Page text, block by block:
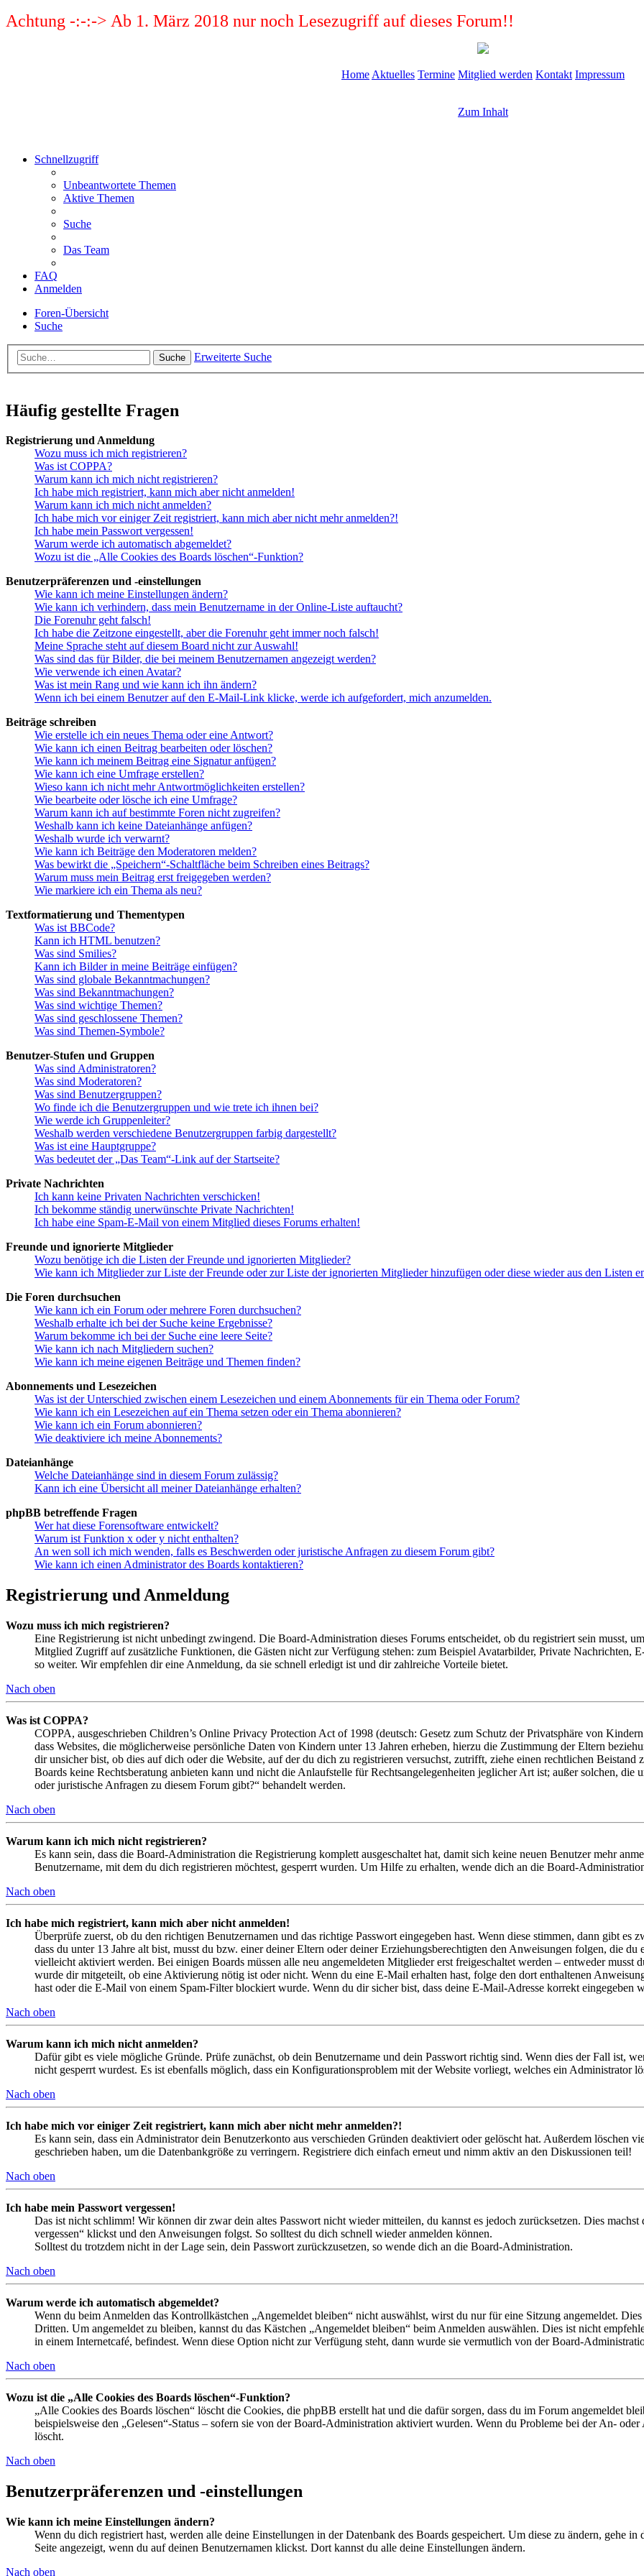
Achtung -:-:-> Ab 1. März 2018 nur noch Lesezugriff auf dieses Forum!!
Home Aktuelles Termine Mitglied werden Kontakt Impressum
Zum Inhalt
Schnellzugriff
Unbeantwortete Themen
Aktive Themen
Suche
Das Team
FAQ
Anmelden
Foren-Übersicht
Suche
Suche Erweiterte Suche
Häufig gestellte Fragen
Registrierung und Anmeldung
Wozu muss ich mich registrieren?
Was ist COPPA?
Warum kann ich mich nicht registrieren?
Ich habe mich registriert, kann mich aber nicht anmelden!
Warum kann ich mich nicht anmelden?
Ich habe mich vor einiger Zeit registriert, kann mich aber nicht mehr anmelden?!
Ich habe mein Passwort vergessen!
Warum werde ich automatisch abgemeldet?
Wozu ist die „Alle Cookies des Boards löschen“-Funktion?
Benutzerpräferenzen und -einstellungen
Wie kann ich meine Einstellungen ändern?
Wie kann ich verhindern, dass mein Benutzername in der Online-Liste auftaucht?
Die Forenuhr geht falsch!
Ich habe die Zeitzone eingestellt, aber die Forenuhr geht immer noch falsch!
Meine Sprache steht auf diesem Board nicht zur Auswahl!
Was sind das für Bilder, die bei meinem Benutzernamen angezeigt werden?
Wie verwende ich einen Avatar?
Was ist mein Rang und wie kann ich ihn ändern?
Wenn ich bei einem Benutzer auf den E-Mail-Link klicke, werde ich aufgefordert, mich anzumelden.
Beiträge schreiben
Wie erstelle ich ein neues Thema oder eine Antwort?
Wie kann ich einen Beitrag bearbeiten oder löschen?
Wie kann ich meinem Beitrag eine Signatur anfügen?
Wie kann ich eine Umfrage erstellen?
Wieso kann ich nicht mehr Antwortmöglichkeiten erstellen?
Wie bearbeite oder lösche ich eine Umfrage?
Warum kann ich auf bestimmte Foren nicht zugreifen?
Weshalb kann ich keine Dateianhänge anfügen?
Weshalb wurde ich verwarnt?
Wie kann ich Beiträge den Moderatoren melden?
Was bewirkt die „Speichern“-Schaltfläche beim Schreiben eines Beitrags?
Warum muss mein Beitrag erst freigegeben werden?
Wie markiere ich ein Thema als neu?
Textformatierung und Thementypen
Was ist BBCode?
Kann ich HTML benutzen?
Was sind Smilies?
Kann ich Bilder in meine Beiträge einfügen?
Was sind globale Bekanntmachungen?
Was sind Bekanntmachungen?
Was sind wichtige Themen?
Was sind geschlossene Themen?
Was sind Themen-Symbole?
Benutzer-Stufen und Gruppen
Was sind Administratoren?
Was sind Moderatoren?
Was sind Benutzergruppen?
Wo finde ich die Benutzergruppen und wie trete ich ihnen bei?
Wie werde ich Gruppenleiter?
Weshalb werden verschiedene Benutzergruppen farbig dargestellt?
Was ist eine Hauptgruppe?
Was bedeutet der „Das Team“-Link auf der Startseite?
Private Nachrichten
Ich kann keine Privaten Nachrichten verschicken!
Ich bekomme ständig unerwünschte Private Nachrichten!
Ich habe eine Spam-E-Mail von einem Mitglied dieses Forums erhalten!
Freunde und ignorierte Mitglieder
Wozu benötige ich die Listen der Freunde und ignorierten Mitglieder?
Wie kann ich Mitglieder zur Liste der Freunde oder zur Liste der ignorierten Mitglieder hinzufügen oder diese wieder aus den Listen
Die Foren durchsuchen
Wie kann ich ein Forum oder mehrere Foren durchsuchen?
Weshalb erhalte ich bei der Suche keine Ergebnisse?
Warum bekomme ich bei der Suche eine leere Seite?
Wie kann ich nach Mitgliedern suchen?
Wie kann ich meine eigenen Beiträge und Themen finden?
Abonnements und Lesezeichen
Was ist der Unterschied zwischen einem Lesezeichen und einem Abonnements für ein Thema oder Forum?
Wie kann ich ein Lesezeichen auf ein Thema setzen oder ein Thema abonnieren?
Wie kann ich ein Forum abonnieren?
Wie deaktiviere ich meine Abonnements?
Dateianhänge
Welche Dateianhänge sind in diesem Forum zulässig?
Kann ich eine Übersicht all meiner Dateianhänge erhalten?
phpBB betreffende Fragen
Wer hat diese Forensoftware entwickelt?
Warum ist Funktion x oder y nicht enthalten?
An wen soll ich mich wenden, falls es Beschwerden oder juristische Anfragen zu diesem Forum gibt?
Wie kann ich einen Administrator des Boards kontaktieren?
Registrierung und Anmeldung
Wozu muss ich mich registrieren?
Eine Registrierung ist nicht unbedingt zwingend. Die Board-Administration dieses Forums entscheidet, ob du registriert sein musst,
Mitglied Zugriff auf zusätzliche Funktionen, die Gästen nicht zur Verfügung stehen: zum Beispiel Avatarbilder, Private Nachrichten,
so weiter. Wir empfehlen dir eine Anmeldung, da sie schnell erledigt ist und dir zahlreiche Vorteile bietet.
Nach oben
Was ist COPPA?
COPPA, ausgeschrieben Children’s Online Privacy Protection Act of 1998 (deutsch: Gesetz zum Schutz der Privatsphäre von
dass Websites, die möglicherweise persönliche Daten von Kindern unter 13 Jahren erheben, hierzu die Zustimmung der Eltern
dir unsicher bist, ob dies auf dich oder die Website, auf der du dich zu registrieren versuchst, zutrifft, ziehe einen rechtlichen
Boards keine Rechtsberatung anbieten kann und nicht die Anlaufstelle für Rechtsangelegenheiten jeglicher Art ist; außer solchen,
oder juristische Anfragen zu diesem Forum gibt?“ behandelt werden.
Nach oben
Warum kann ich mich nicht registrieren?
Es kann sein, dass die Board-Administration die Registrierung komplett ausgeschaltet hat, damit sich keine neuen Benutzer mehr
Benutzername, mit dem du dich registrieren möchtest, gesperrt wurden. Um Hilfe zu erhalten, wende dich an die Board-
Nach oben
Ich habe mich registriert, kann mich aber nicht anmelden!
Überprüfe zuerst, ob du den richtigen Benutzernamen und das richtige Passwort eingegeben hast. Wenn diese stimmen, dann gibt es
dass du unter 13 Jahre alt bist, musst du bzw. einer deiner Eltern oder deiner Erziehungsberechtigten den Anweisungen folgen, die
vielleicht aktiviert werden. Bei einigen Boards müssen alle neu angemeldeten Mitglieder erst freigeschaltet werden – entweder musst
wurde dir mitgeteilt, ob eine Aktivierung nötig ist oder nicht. Wenn du eine E-Mail erhalten hast, folge den dort enthaltenen
hast oder die E-Mail von einem Spam-Filter blockiert wurde. Wenn du dir sicher bist, dass deine E-Mail-Adresse korrekt eingegeben
Nach oben
Warum kann ich mich nicht anmelden?
Dafür gibt es viele mögliche Gründe. Prüfe zunächst, ob dein Benutzername und dein Passwort richtig sind. Wenn dies der Fall ist,
nicht gesperrt wurdest. Es ist ebenfalls möglich, dass ein Konfigurationsproblem mit der Website vorliegt, welches ein Administrator
Nach oben
Ich habe mich vor einiger Zeit registriert, kann mich aber nicht mehr anmelden?!
Es kann sein, dass ein Administrator dein Benutzerkonto aus verschieden Gründen deaktiviert oder gelöscht hat. Außerdem löschen
geschrieben haben, um die Datenbankgröße zu verringern. Registriere dich einfach erneut und nimm aktiv an den Diskussionen teil!
Nach oben
Ich habe mein Passwort vergessen!
Das ist nicht schlimm! Wir können dir zwar dein altes Passwort nicht wieder mitteilen, du kannst es jedoch zurücksetzen. Dies
vergessen“ klickst und den Anweisungen folgst. So solltest du dich schnell wieder anmelden können.
Solltest du trotzdem nicht in der Lage sein, dein Passwort zurückzusetzen, so wende dich an die Board-Administration.
Nach oben
Warum werde ich automatisch abgemeldet?
Wenn du beim Anmelden das Kontrollkästchen „Angemeldet bleiben“ nicht auswählst, wirst du nur für eine Sitzung angemeldet.
Dritten. Um angemeldet zu bleiben, kannst du das Kästchen „Angemeldet bleiben“ beim Anmelden auswählen. Dies ist nicht
in einem Internetcafé, befindest. Wenn diese Option nicht zur Verfügung steht, dann wurde sie vermutlich von der Board-
Nach oben
Wozu ist die „Alle Cookies des Boards löschen“-Funktion?
„Alle Cookies des Boards löschen“ löscht die Cookies, die phpBB erstellt hat und die dafür sorgen, dass du im Forum angemeldet
beispielsweise den „Gelesen“-Status – sofern sie von der Board-Administration aktiviert wurden. Wenn du Probleme bei der An-
löscht.
Nach oben
Benutzerpräferenzen und -einstellungen
Wie kann ich meine Einstellungen ändern?
Wenn du dich registriert hast, werden alle deine Einstellungen in der Datenbank des Boards gespeichert. Um diese zu ändern, gehe
Seite angezeigt, wenn du auf deinen Benutzernamen klickst. Dort kannst du alle deine Einstellungen ändern.
Nach oben